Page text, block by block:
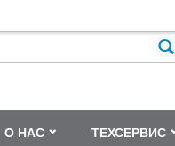
О НАС ТЕХСЕРВИС